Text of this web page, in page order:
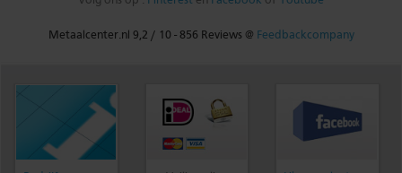
Metaalcenter.nl 9,2 / 10 -856 Reviews @ Feedbackcompany